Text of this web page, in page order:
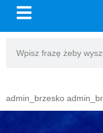
admin_brzesko